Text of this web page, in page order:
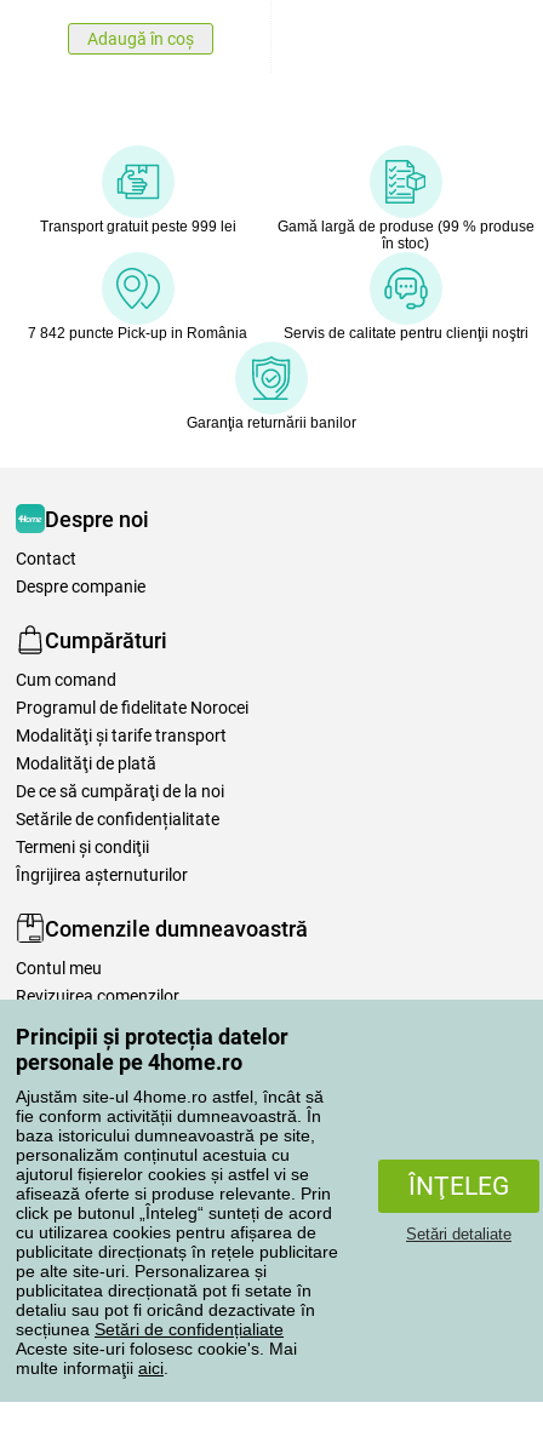
Principii și protecția datelor
personale pe 4home.ro
Ajustăm site-ul 4home.ro astfel, încât să
fie conform activității dumneavoastră. În
baza istoricului dumneavoastră pe site,
personalizăm conținutul acestuia cu
ajutorul fișierelor cookies și astfel vi se
afisează oferte si produse relevante. Prin
click pe butonul „Înteleg“ sunteți de acord
cu utilizarea cookies pentru afișarea de
publicitate direcționatș în rețele publicitare
pe alte site-uri. Personalizarea și
publicitatea direcționată pot fi setate în
detaliu sau pot fi oricând dezactivate în
secțiunea Setări de confidențialiate
Aceste site-uri folosesc cookie's. Mai
multe informaţii aici
ÎNŢELEG
Setări detaliate
Adaugă în coș
Transport gratuit peste 999 lei
Gamă largă de produse (99 % produse
în stoc)
7 842 puncte Pick-up in România Servis de calitate pentru clienţii noştri
Garanţia returnării banilor
Despre noi
Contact
Despre companie
Cumpărături
Cum comand
Programul de fidelitate Norocei
Modalităţi şi tarife transport
Modalităţi de plată
De ce să cumpăraţi de la noi
Setările de confidențialitate
Termeni şi condiţii
Îngrijirea așternuturilor
Comenzile dumneavoastră
Contul meu
Revizuirea comenzilor
Reclamaţii
Retragere de la contract
Regulile de procesare a recenziilor
Metode de transport
Metode de plată
Magazin de încredere